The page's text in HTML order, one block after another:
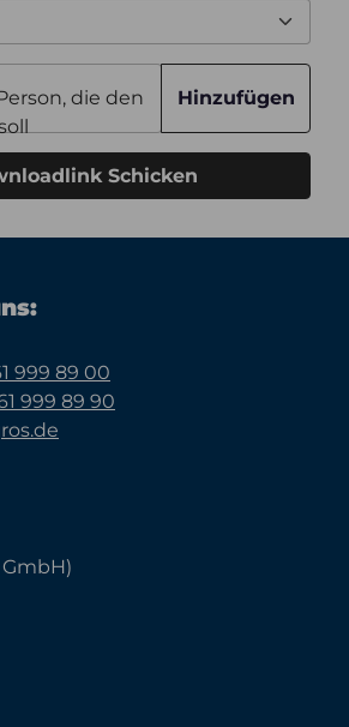
die den
Hinzufügen
Schicken
999 89 00
999 89 90